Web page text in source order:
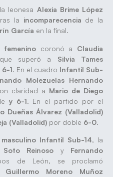
leonesa Alexia Brime López
la incomparecencia de la
García en la final.
femenino coronó a Claudia
superó a Silvia Tames
1. En el cuadro Infantil Sub-
Molezuelas Hernando
claridad a Mario de Diego
y 6-1. En el partido por el
Dueñas Álvarez (Valladolid)
(Valladolid) por doble 6-0.
Infantil Sub-14, la
Reinoso y Fernando
de León, se proclamó
Guillermo Moreno Muñoz